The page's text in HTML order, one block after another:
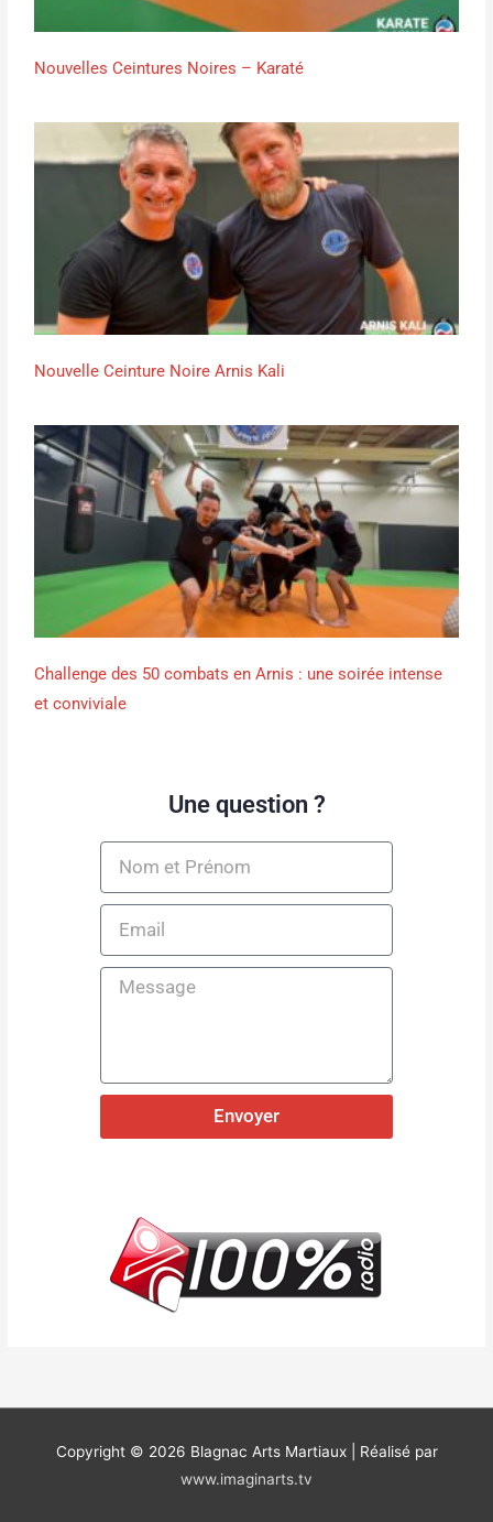
Nouvelles Ceintures Noires – Karaté
Nouvelle Ceinture Noire Arnis Kali
Challenge des 50 combats en Arnis : une soirée intense
et conviviale
Une question ?
Envoyer
Copyright © 2026 Blagnac Arts Martiaux| Réalisé par
www.imaginarts.tv